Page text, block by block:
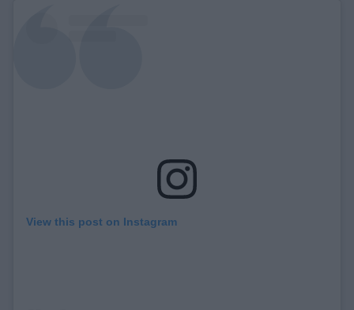
View this post on Instagram